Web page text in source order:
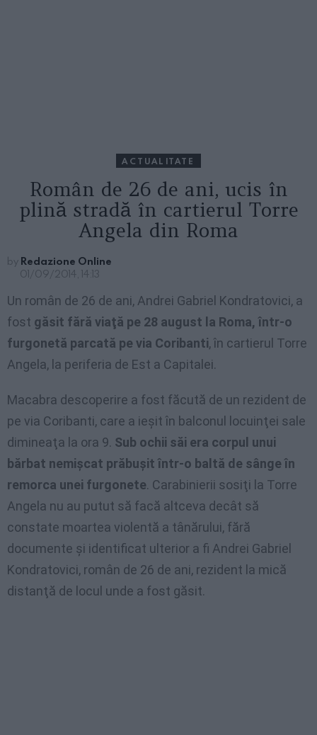
ACTUALITATE
Român de 26 de ani, ucis în
plină stradă în cartierul Torre
Angela din Roma
by Redazione Online
01/09/2014, 14:13
Un român de 26 de ani, Andrei Gabriel Kondratovici, a
fost găsit fără viaţă pe 28 august la Roma, într-o
furgonetă parcată pe via Coribanti, în cartierul Torre
Angela, la periferia de Est a Capitalei.
Macabra descoperire a fost făcută de un rezident de
pe via Coribanti, care a ieşit în balconul locuinţei sale
dimineaţa la ora 9. Sub ochii săi era corpul unui
bărbat nemişcat prăbuşit într-o baltă de sânge în
remorca unei furgonete. Carabinierii sosiţi la Torre
Angela nu au putut să facă altceva decât să
constate moartea violentă a tânărului, fără
documente şi identificat ulterior a fi Andrei Gabriel
Kondratovici, român de 26 de ani, rezident la mică
distanţă de locul unde a fost găsit.